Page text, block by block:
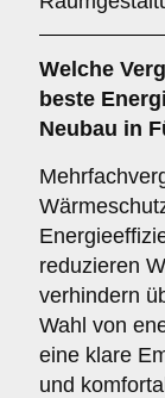
Welche
beste
Neubau in
reduzieren
verhindern
Wahl von
eine klare
und